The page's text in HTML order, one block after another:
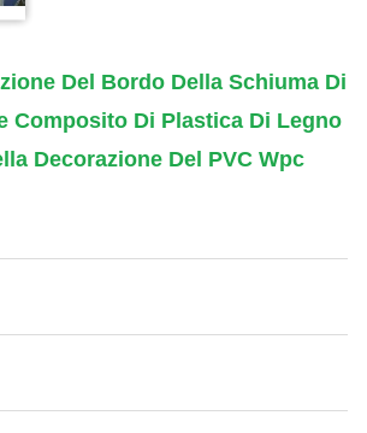
Del Bordo Della Schiuma Di
Composito Di Plastica Di Legno
Decorazione Del PVC Wpc